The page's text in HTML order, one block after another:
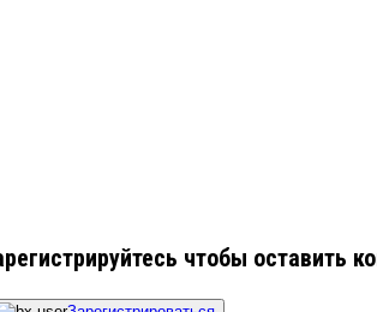
чтобы оставить